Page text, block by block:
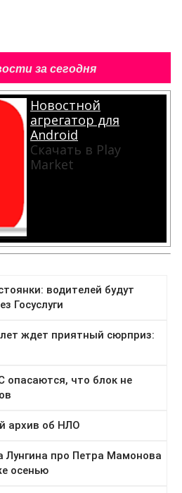
за сегодня
Новостной
агрегатор для
Android
Скачать в Play
Market